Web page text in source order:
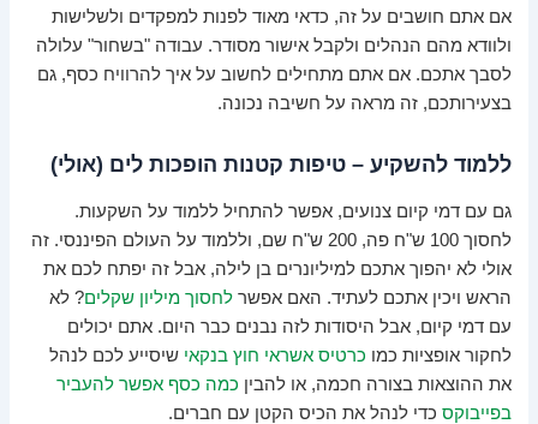
אם אתם חושבים על זה, כדאי מאוד לפנות למפקדים ולשלישות
ולוודא מהם הנהלים ולקבל אישור מסודר. עבודה "בשחור" עלולה
לסבך אתכם. אם אתם מתחילים לחשוב על איך להרוויח כסף, גם
בצעירותכם, זה מראה על חשיבה נכונה.
ללמוד להשקיע – טיפות קטנות הופכות לים (אולי)
גם עם דמי קיום צנועים, אפשר להתחיל ללמוד על השקעות.
לחסוך 100 ש"ח פה, 200 ש"ח שם, וללמוד על העולם הפיננסי. זה
אולי לא יהפוך אתכם למיליונרים בן לילה, אבל זה יפתח לכם את
הראש ויכין אתכם לעתיד. האם אפשרלחסוך מיליון שקלים? לא
עם דמי קיום, אבל היסודות לזה נבנים כבר היום. אתם יכולים
לחקור אופציות כמו כרטיס אשראי חוץ בנקאי שיסייע לכם לנהל
את ההוצאות בצורה חכמה, או להבין כמה כסף אפשר להעביר
בפייבוקס כדי לנהל את הכיס הקטן עם חברים.